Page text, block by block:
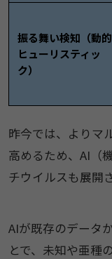
振る舞い検知（動的
ヒューリスティッ
ク）
昨今では、よりマ
高めるため、AI（
チウイルスも展開
AIが既存のデータ
とで、未知や亜種